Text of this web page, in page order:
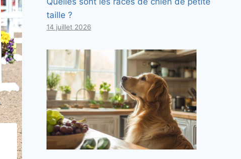
taille ?
14 juillet 2026